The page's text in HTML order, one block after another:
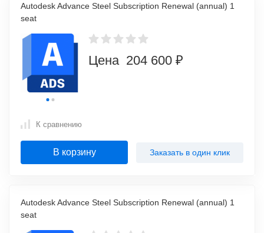
Autodesk Advance Steel Subscription Renewal (annual) 1
seat
Цена 204 600 ₽
К сравнению
В корзину Заказать в один клик
Autodesk Advance Steel Subscription Renewal (annual) 1
seat